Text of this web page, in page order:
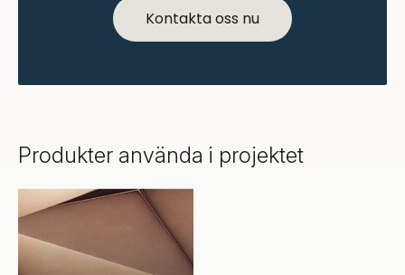
Kontakta oss nu
Produkter använda i projektet